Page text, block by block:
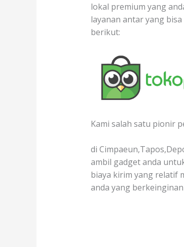
lokal premium yang
layanan antar yang
berikut:
Kami salah satu pionir
di
ambil gadget anda
biaya kirim yang relatif
anda yang